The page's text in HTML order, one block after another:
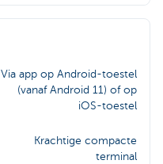
Via app op Android-toestel
(vanaf Android 11) of op
iOS-toestel
Krachtige compacte
terminal